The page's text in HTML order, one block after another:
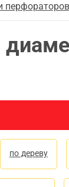
перфораторов
по дереву